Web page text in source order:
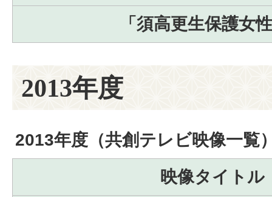
「須高更生保護女
2013年度
2013年度（共創テレビ映像一覧
映像タイトル